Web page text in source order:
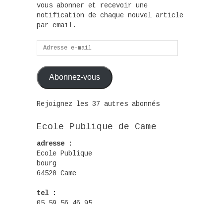
vous abonner et recevoir une
notification de chaque nouvel article
par email.
Adresse
e-
mail
Abonnez-vous
Rejoignez les 37 autres abonnés
Ecole Publique de Came
adresse :
Ecole Publique
bourg
64520 Came
tel :